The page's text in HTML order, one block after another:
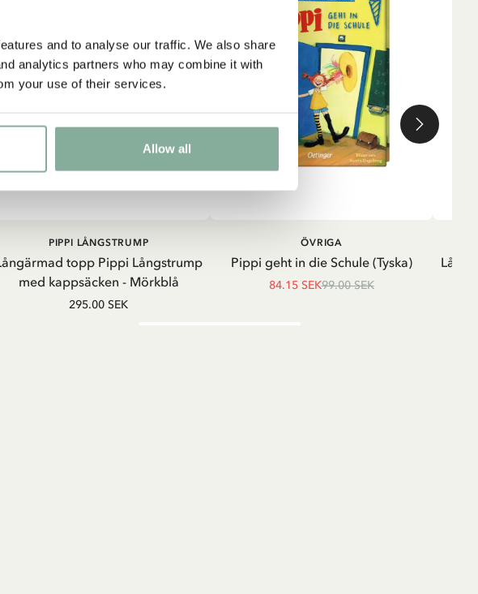
and to analyse our traffic. We also share
analytics partners who may combine it with
your use of their services.
Allow all
LÄGG I
topp Pippi Långstrump
med kappsäcken - Mörkblå
PIPPI LÅNGSTRUMP
295.00 SEK
LÄGG I VARUKORG
Pippi geht in die Schule (Tyska)
ÖVRIGA
84.15 SEK99.00 SEK